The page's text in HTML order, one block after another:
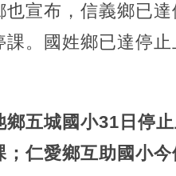
也宣布，信義鄉已
課。國姓鄉已達停
鄉五城國小31日停
；仁愛鄉互助國小